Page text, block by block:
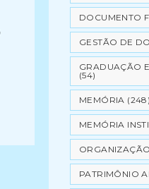
DOCUMENTO
GESTÃO DE
GRADUAÇÃO
(54)
MEMÓRIA (248)
MEMÓRIA
PATRIMÔNIO